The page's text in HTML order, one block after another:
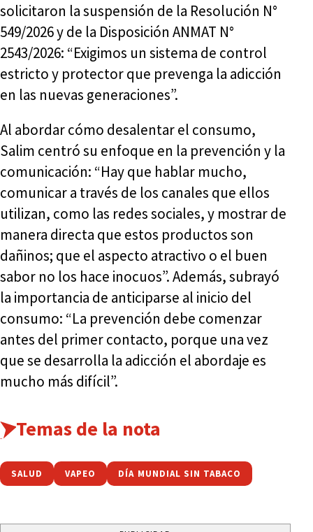
solicitaron la suspensión de la Resolución N°
549/2026 y de la Disposición ANMAT N°
2543/2026: “Exigimos un sistema de control
estricto y protector que prevenga la adicción
en las nuevas generaciones”.
Al abordar cómo desalentar el consumo,
Salim centró su enfoque en la prevención y la
comunicación: “Hay que hablar mucho,
comunicar a través de los canales que ellos
utilizan, como las redes sociales, y mostrar de
manera directa que estos productos son
dañinos; que el aspecto atractivo o el buen
sabor no los hace inocuos”. Además, subrayó
la importancia de anticiparse al inicio del
consumo: “La prevención debe comenzar
antes del primer contacto, porque una vez
que se desarrolla la adicción el abordaje es
mucho más difícil”.
Temas de la nota
SALUD VAPEO DÍA MUNDIAL SIN TABACO